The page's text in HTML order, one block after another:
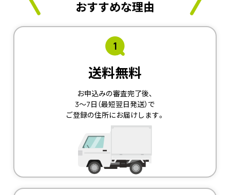
おすすめな理由
1
送料無料
お申込みの審査完了後、
3～7日（最短翌日発送）で
ご登録の住所にお届けします。